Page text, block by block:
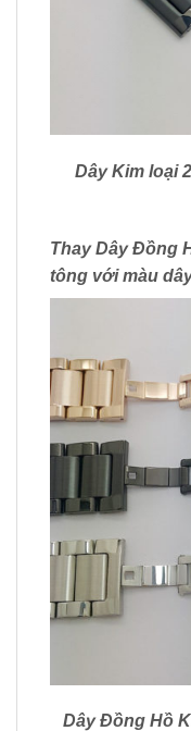
Dây Kim loại
Thay Dây Đồng
tông với màu
Dây Đồng Hồ